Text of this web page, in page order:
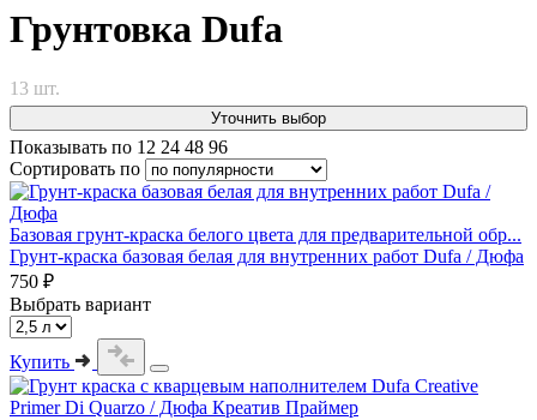
Грунтовка Dufa
13 шт.
Уточнить выбор
Показывать по 12 24 48 96
Сортировать по
Базовая грунт-краска белого цвета для предварительной обр...
Грунт-краска базовая белая для внутренних работ Dufa / Дюфа
750 ₽
Выбрать вариант
Купить